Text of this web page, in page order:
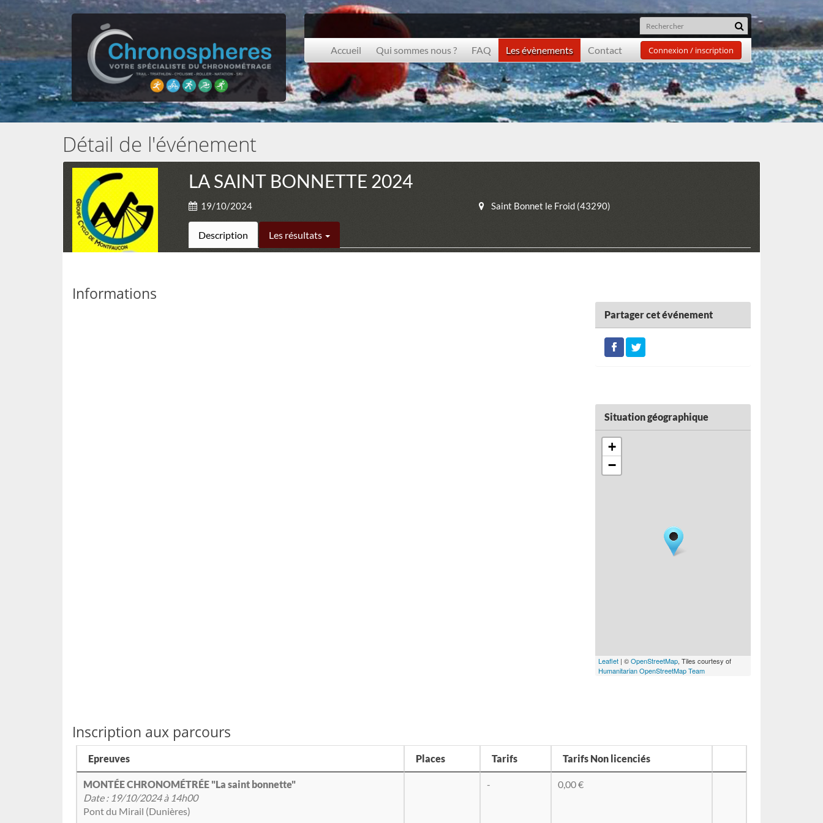
Accueil Qui sommes nous ? FAQ Les évènements Contact Connexion / inscription
Détail de l'événement
LA SAINT BONNETTE 2024
19/10/2024 Saint Bonnet le Froid (43290)
Description Les résultats
Informations
Partager cet événement
Situation géographique
+
−
Leaflet| ©OpenStreetMap, Tiles courtesy of
Humanitarian OpenStreetMap Team
Inscription aux parcours
Epreuves Places Tarifs Tarifs Non licenciés
MONTÉE CHRONOMÉTRÉE "La saint bonnette"
Date : 19/10/2024 à 14h00
Pont du Mirail (Dunières)
- 0,00 €